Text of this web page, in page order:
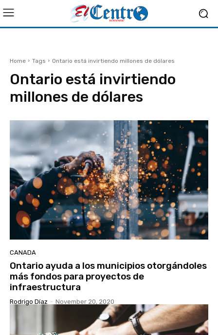
Home Tags Ontario está invirtiendo millones de dólares
Ontario está invirtiendo
millones de dólares
CANADA
Ontario ayuda a los municipios otorgándoles
más fondos para proyectos de
infraestructura
Rodrigo Díaz - November 20, 2020